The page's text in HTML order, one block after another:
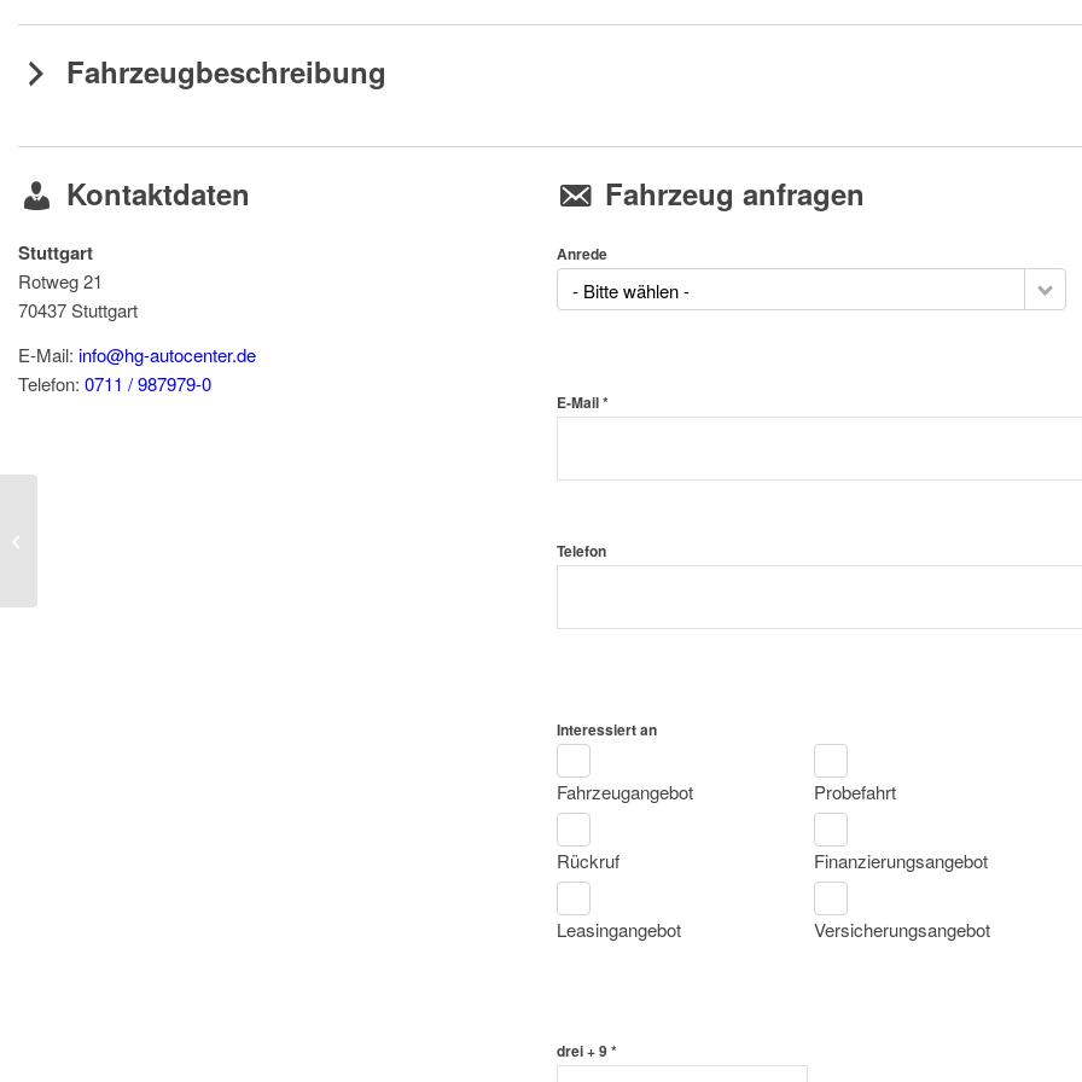
Fahrzeugbeschreibung
Kontaktdaten
Stuttgart
Rotweg 21
70437Stuttgart
E-Mail: info@hg-autocenter.de
Telefon: 0711 / 987979-0
Fahrzeug anfragen
Anrede
- Bitte wählen -
E-Mail *
Telefon
Interessiert an
Fahrzeugangebot Probefahrt
Rückruf Finanzierungsangebot
Leasingangebot Versicherungsangebot
drei + 9 *